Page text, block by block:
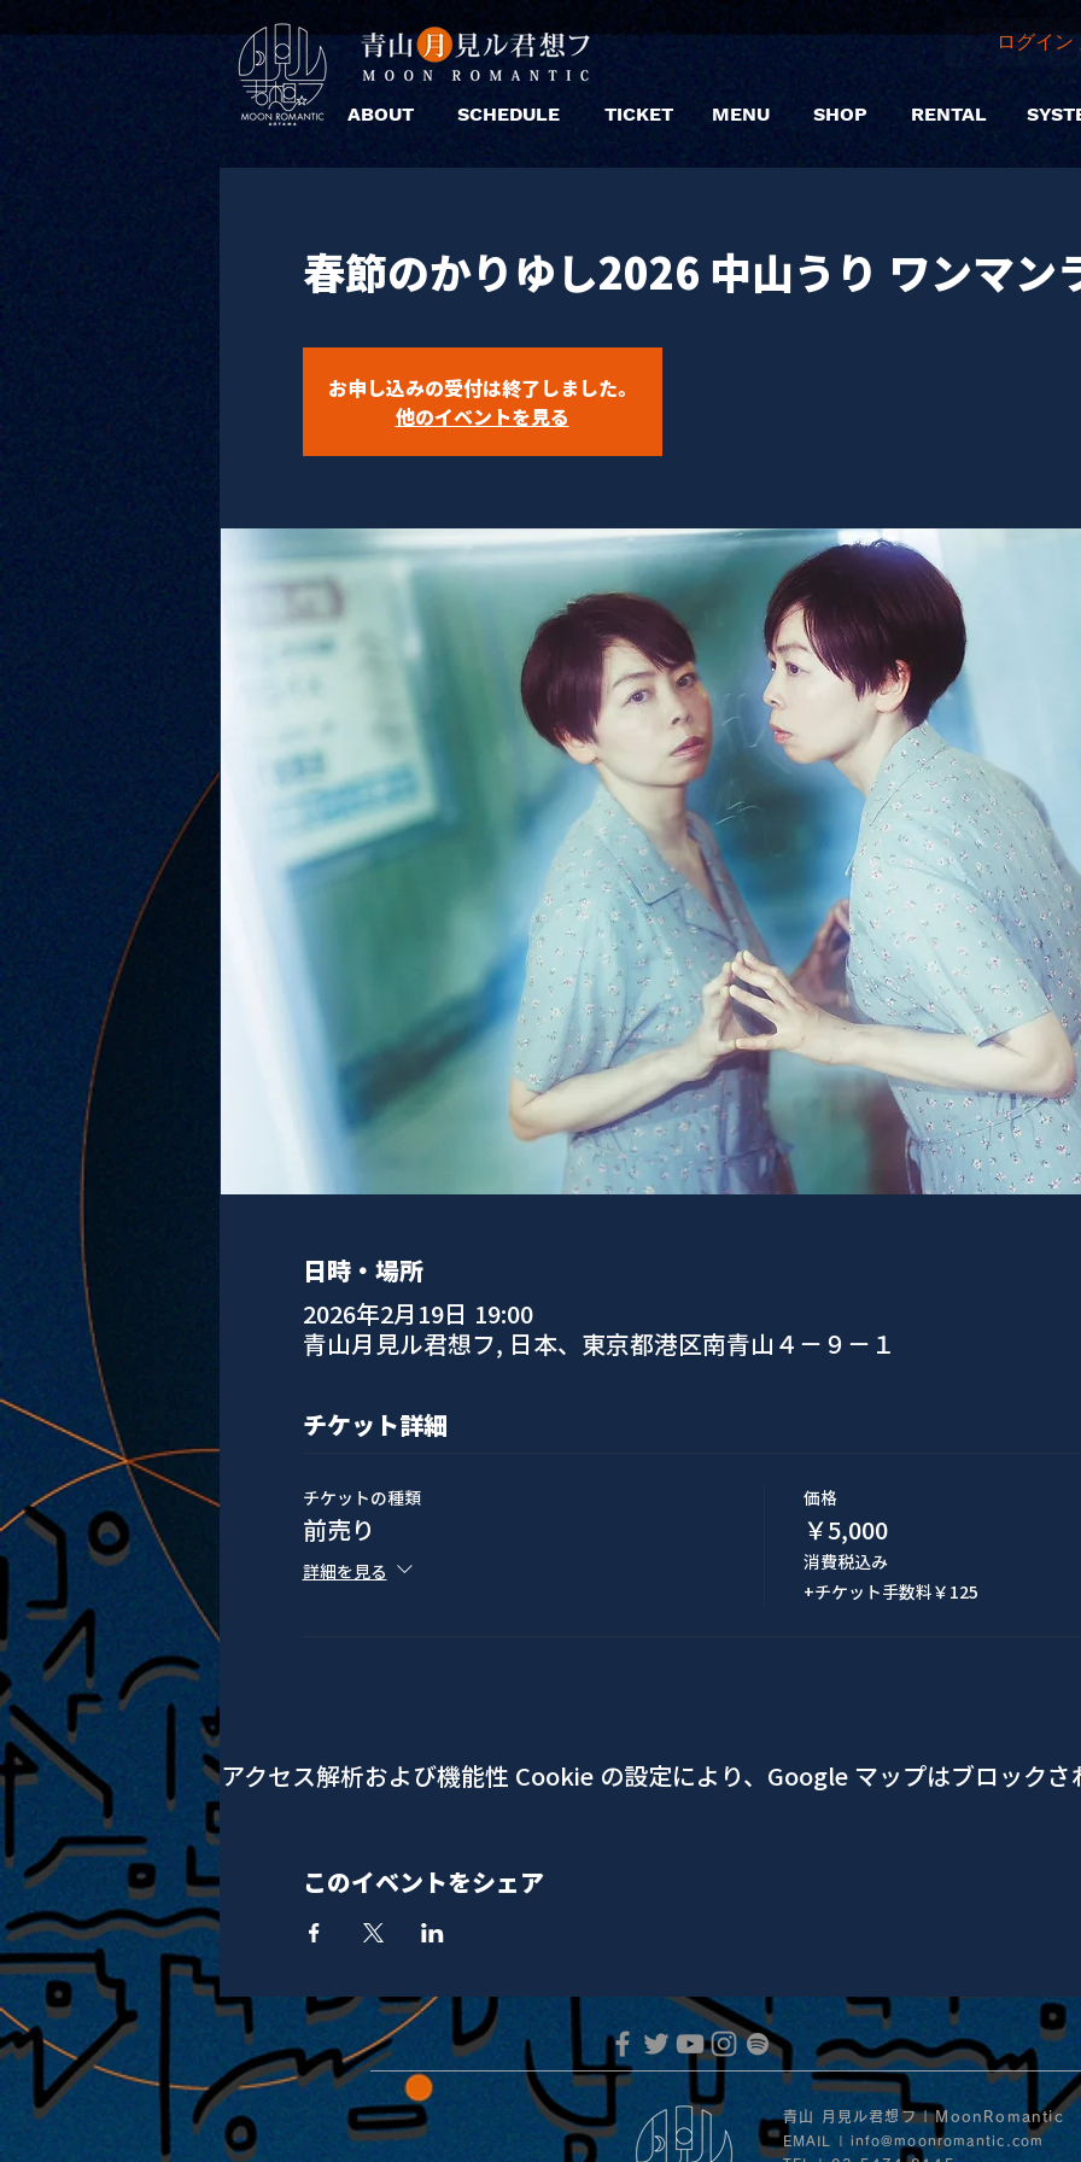
ABOUT SCHEDULE TICKET MENU SHOP
ログイ
RENTAL
春節のかりゆし2026 中山うり ワンマン
お申し込みの受付は終了しました。
他のイベントを見る
日時・場所
2026年2月19日 19:00
青山月見ル君想フ, 日本、東京都港区南青山４−９−１
チケット詳細
チケットの種類
前売り
詳細を見る
価格
￥5,000
消費税込み
+チケット手数料￥125
アクセス解析および機能性 Cookie の設定により、Google マップはブロックさ
このイベントをシェア
青山 月見ル君想フ | MoonRomantic
EMAIL |
info@moonromantic.com